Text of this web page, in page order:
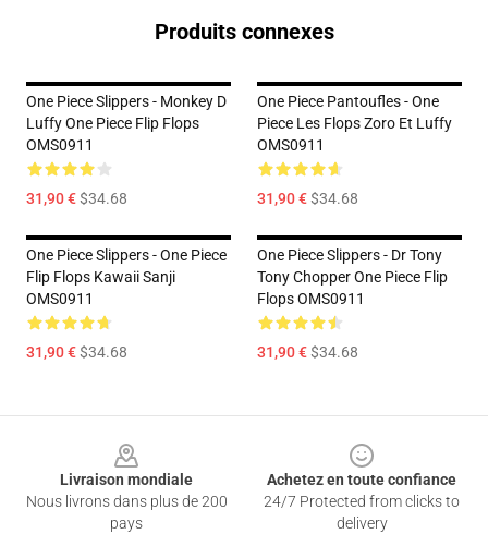
Produits connexes
One Piece Slippers - Monkey D
Luffy One Piece Flip Flops
OMS0911
31,90 €$34.68
One Piece Pantoufles - One
Piece Les Flops Zoro Et Luffy
OMS0911
31,90 €$34.68
One Piece Slippers - One Piece
Flip Flops Kawaii Sanji
OMS0911
31,90 €$34.68
One Piece Slippers - Dr Tony
Tony Chopper One Piece Flip
Flops OMS0911
31,90 €$34.68
Livraison mondiale
Nous livrons dans plus de 200
pays
Achetez en toute confiance
24/7 Protected from clicks to
delivery